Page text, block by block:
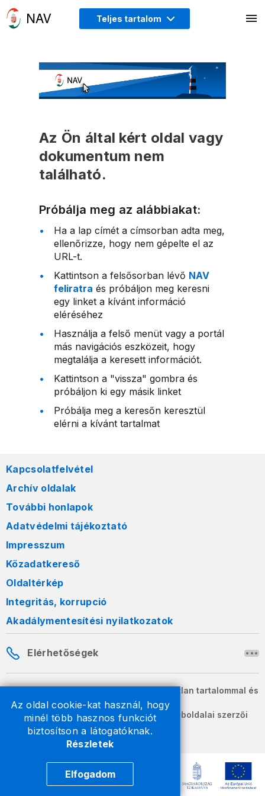
Az oldal cookie-kat használ, hogy
minél több hasznos funkciót
biztosítson a látogatóknak.
Részletek
Elfogadom
Teljes tartalom
Az Ön által kért oldal vagy
dokumentum nem
található.
Próbálja meg az alábbiakat:
Ha a lap címét a címsorban adta meg,
ellenőrizze, hogy nem gépelte el az
URL-t.
Kattintson a felsősorban lévő NAV
feliratra és próbáljon meg keresni
egy linket a kívánt információ
eléréséhez
Használja a felső menüt vagy a portál
más navigációs eszközeit, hogy
megtalálja a keresett információt.
Kattintson a "vissza" gombra és
próbáljon ki egy másik linket
Próbálja meg a keresőn keresztül
elérni a kívánt tartalmat
Kapcsolatfelvétel
Archív oldalak
További honlapok
Adatvédelmi tájékoztató
Impresszum
Közadatkereső
Oldaltérkép
Integritás, korrupció
Akadálymentesítési nyilatkozatok
Elérhetőségek
A honlapon szereplő információk változatlan tartalommal és
formában szabadon terjeszthetők.
2026 © A Nemzeti Adó- és Vámhivatal weboldalai szerzői
jogvédelem alatt állnak.